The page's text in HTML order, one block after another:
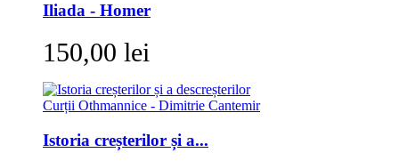
Iliada - Homer
150,00 lei
Istoria creșterilor și a...